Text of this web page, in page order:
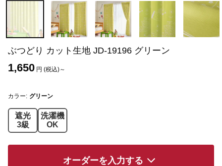
ぶつどり カット生地 JD-19196 グリーン
1,650 円 (税込)～
カラー: グリーン
遮光
3級
洗濯機
OK
オーダーを入力する